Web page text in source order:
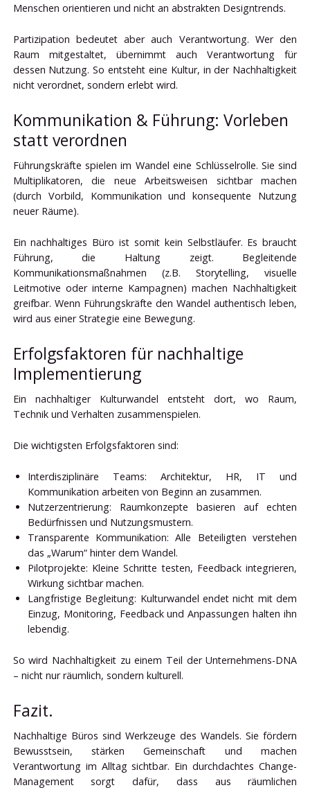
Menschen orientieren und nicht an abstrakten Designtrends.
Partizipation bedeutet aber auch Verantwortung. Wer den
Raum mitgestaltet, übernimmt auch Verantwortung für
dessen Nutzung. So entsteht eine Kultur, in der Nachhaltigkeit
nicht verordnet, sondern erlebt wird.
Kommunikation & Führung: Vorleben
statt verordnen
Führungskräfte spielen im Wandel eine Schlüsselrolle. Sie sind
Multiplikatoren, die neue Arbeitsweisen sichtbar machen
(durch Vorbild, Kommunikation und konsequente Nutzung
neuer Räume).
Ein nachhaltiges Büro ist somit kein Selbstläufer. Es braucht
Führung, die Haltung zeigt. Begleitende
Kommunikationsmaßnahmen (z.B. Storytelling, visuelle
Leitmotive oder interne Kampagnen) machen Nachhaltigkeit
greifbar. Wenn Führungskräfte den Wandel authentisch leben,
wird aus einer Strategie eine Bewegung.
Erfolgsfaktoren für nachhaltige
Implementierung
Ein nachhaltiger Kulturwandel entsteht dort, wo Raum,
Technik und Verhalten zusammenspielen.
Die wichtigsten Erfolgsfaktoren sind:
Interdisziplinäre Teams: Architektur, HR, IT und
Kommunikation arbeiten von Beginn an zusammen.
Nutzerzentrierung: Raumkonzepte basieren auf echten
Bedürfnissen und Nutzungsmustern.
Transparente Kommunikation: Alle Beteiligten verstehen
das „Warum“ hinter dem Wandel.
Pilotprojekte: Kleine Schritte testen, Feedback integrieren,
Wirkung sichtbar machen.
Langfristige Begleitung: Kulturwandel endet nicht mit dem
Einzug, Monitoring, Feedback und Anpassungen halten ihn
lebendig.
So wird Nachhaltigkeit zu einem Teil der Unternehmens-DNA
– nicht nur räumlich, sondern kulturell.
Fazit.
Nachhaltige Büros sind Werkzeuge des Wandels. Sie fördern
Bewusstsein, stärken Gemeinschaft und machen
Verantwortung im Alltag sichtbar. Ein durchdachtes Change-
Management sorgt dafür, dass aus räumlichen